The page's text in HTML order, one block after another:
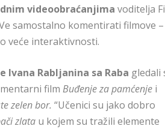
videoobraćanjima voditelja
samostalno komentirati filmove –
veće interaktivnosti.
Ivana Rabljanina sa Raba gledali
filmBuđenje za pamćenje i
zelen bor. “Učenici su jako dobro
zlata u kojem su tražili elemente